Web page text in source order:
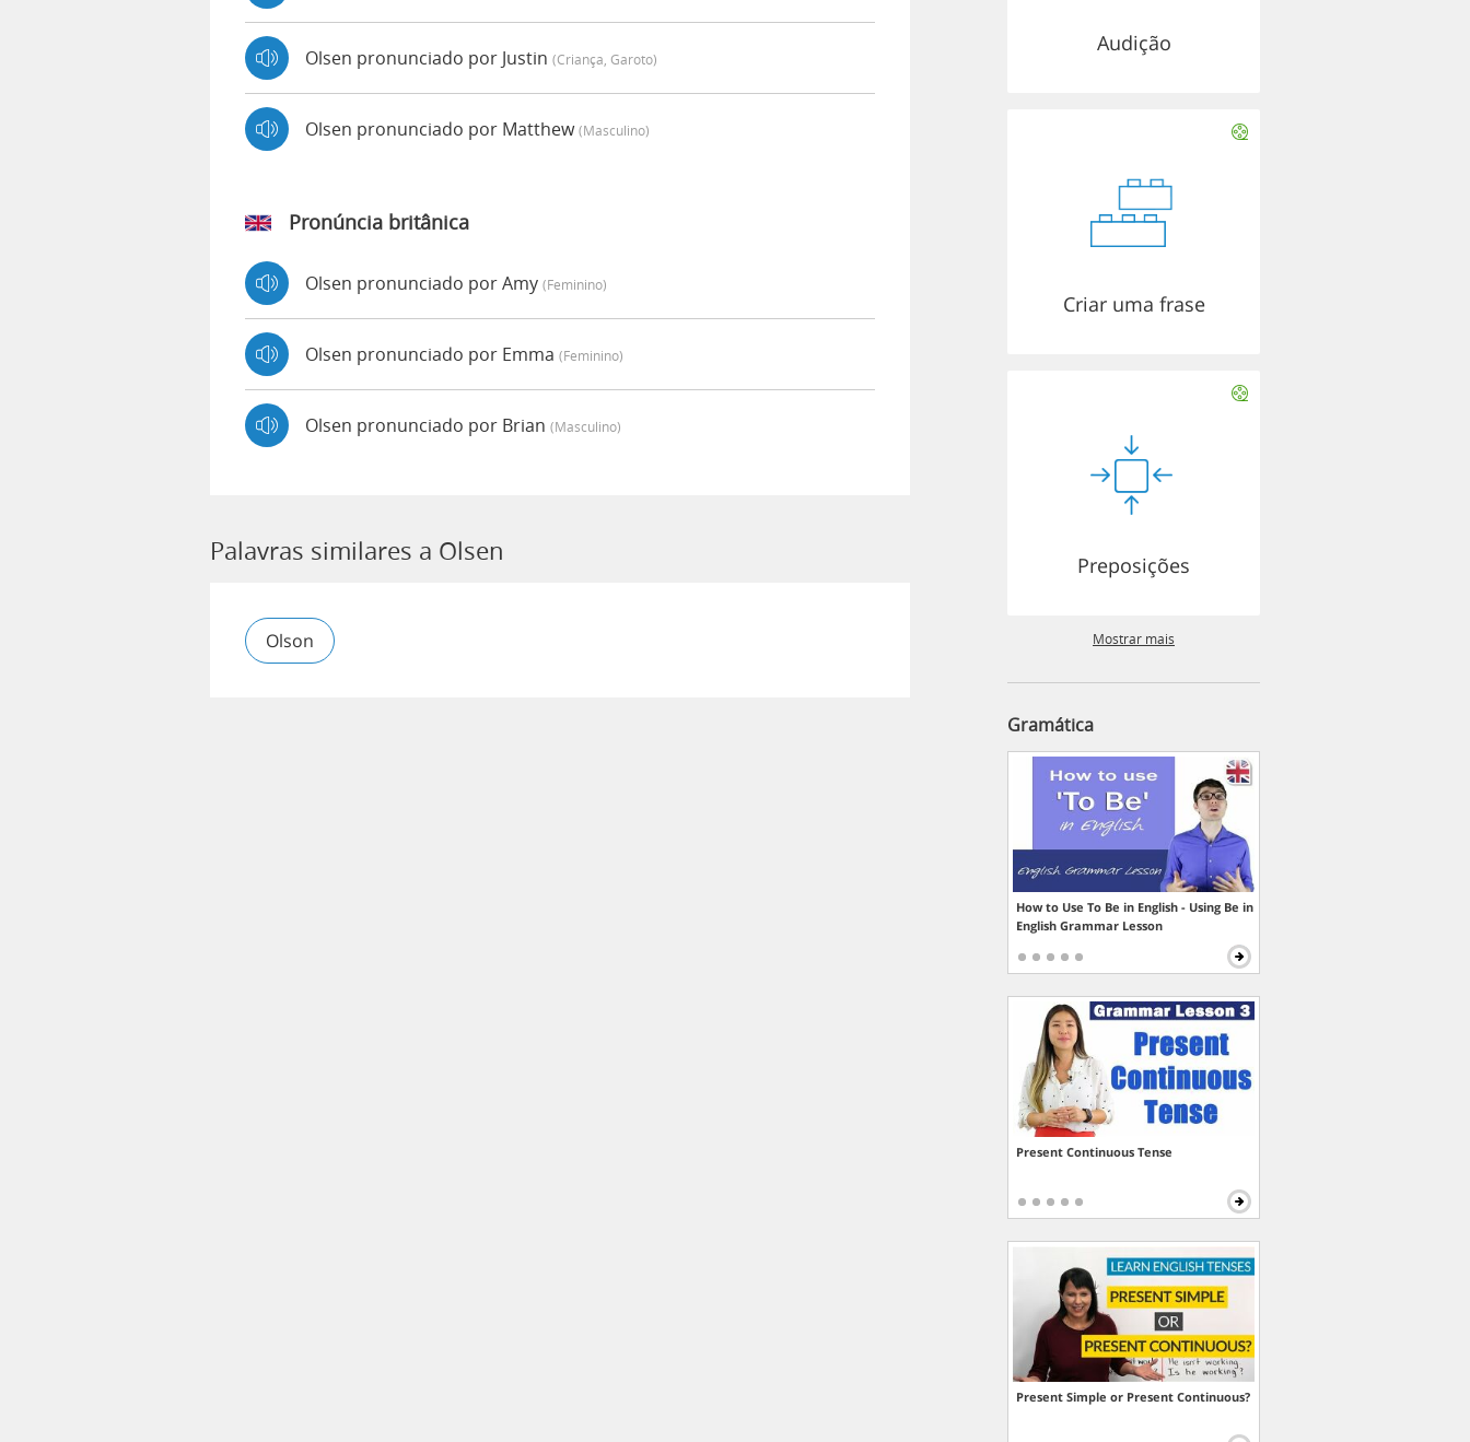
Olsen pronunciado por Justin (criança, Garoto)
Olsen pronunciado por Matthew(masculino)
Pronúncia britânica
Olsen pronunciado por Amy (feminino)
Olsen pronunciado por Emma (feminino)
Olsen pronunciado por Brian (masculino)
Palavras similares a Olsen
Olson
Audição
Criar uma frase
Preposições
Mostrar mais
Gramática
How to Use To Be in English - Using Be in
English Grammar Lesson
Present Continuous Tense
Present Simple or Present Continuous?